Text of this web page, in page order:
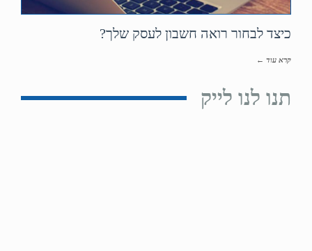
כיצד לבחור רואה חשבון לעסק שלך?
קרא עוד ←
תנו לנו לייק